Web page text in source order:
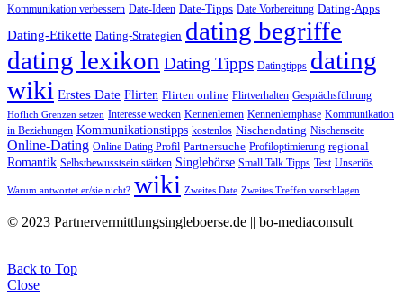
Kommunikation verbessern Date-Ideen Date-Tipps Date Vorbereitung Dating-Apps
Dating-Etikette Dating-Strategien dating begriffe
dating lexikon Dating Tipps Datingtipps dating
wiki Erstes Date Flirten Flirten online Flirtverhalten Gesprächsführung
Höflich Grenzen setzen Interesse wecken Kennenlernen Kennenlernphase Kommunikation
in Beziehungen Kommunikationstipps kostenlos Nischendating Nischenseite
Online-Dating Online Dating Profil Partnersuche Profiloptimierung regional
Romantik Selbstbewusstsein stärken Singlebörse Small Talk Tipps Test Unseriös
Warum antwortet er/sie nicht? wiki Zweites Date Zweites Treffen vorschlagen
© 2023 Partnervermittlungsingleboerse.de || bo-mediaconsult
Back to Top
Close